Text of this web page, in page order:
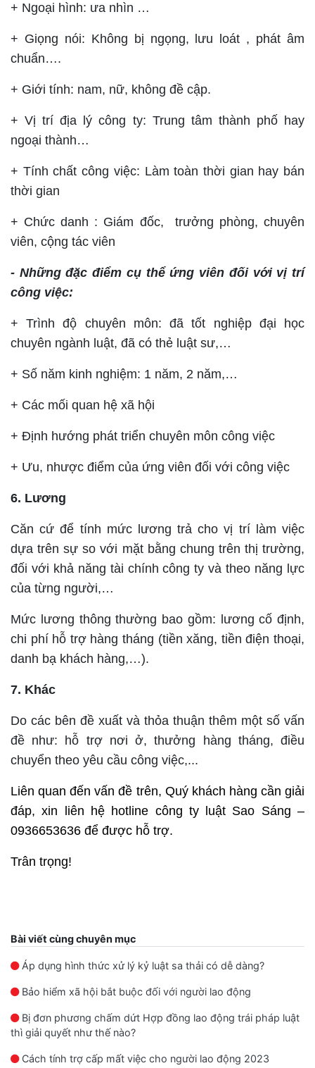
+ Ngoại hình: ưa nhìn …
+ Giọng nói: Không bị ngọng, lưu loát , phát âm
chuẩn….
+ Giới tính: nam, nữ, không đề cập.
+ Vị trí địa lý công ty: Trung tâm thành phố hay
ngoại thành…
+ Tính chất công việc: Làm toàn thời gian hay bán
thời gian
+ Chức danh : Giám đốc, trưởng phòng, chuyên
viên, cộng tác viên
- Những đặc điểm cụ thể ứng viên đối với vị trí
công việc:
+ Trình độ chuyên môn: đã tốt nghiệp đại học
chuyên ngành luật, đã có thẻ luật sư,…
+ Số năm kinh nghiệm: 1 năm, 2 năm,…
+ Các mối quan hệ xã hội
+ Định hướng phát triển chuyên môn công việc
+ Ưu, nhược điểm của ứng viên đối với công việc
6. Lương
Căn cứ để tính mức lương trả cho vị trí làm việc
dựa trên sự so với mặt bằng chung trên thị trường,
đối với khả năng tài chính công ty và theo năng lực
của từng người,…
Mức lương thông thường bao gồm: lương cố định,
chi phí hỗ trợ hàng tháng (tiền xăng, tiền điện thoại,
danh bạ khách hàng,…).
7. Khác
Do các bên đề xuất và thỏa thuận thêm một số vấn
đề như: hỗ trợ nơi ở, thưởng hàng tháng, điều
chuyển theo yêu cầu công việc,...
Liên quan đến vấn đề trên, Quý khách hàng cần giải
đáp, xin liên hệ hotline công ty luật Sao Sáng –
0936653636 để được hỗ trợ.
Trân trọng!
Bài viết cùng chuyên mục
Áp dụng hình thức xử lý kỷ luật sa thải có dễ dàng?
Bảo hiểm xã hội bắt buộc đối với người lao động
Bị đơn phương chấm dứt Hợp đồng lao động trái pháp luật
thì giải quyết như thế nào?
Cách tính trợ cấp mất việc cho người lao động 2023